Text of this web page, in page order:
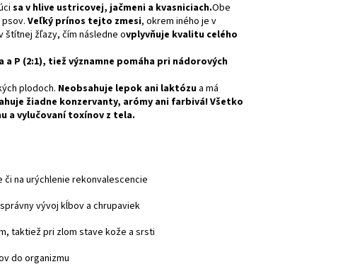
sa v hlive ustricovej, jačmeni a kvasniciach.Obe
Veľký prínos tejto zmesi, okrem iného je v
štítnej žľazy, čím následne ovplyvňuje kvalitu celého
a P (2:1), tiež významne pomáha pri nádorových
plodoch. Neobsahuje lepok ani laktózu a má
žiadne konzervanty, arómy ani farbivá! Všetko
a vylučovaní toxínov z tela.
na urýchlenie rekonvalescencie
vývoj kĺbov a chrupaviek
taktiež pri zlom stave kože a srsti
do organizmu